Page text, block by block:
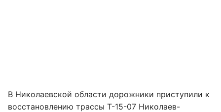
В Николаевской области дорожники приступили к
восстановлению трассы Т-15-07 Николаев-